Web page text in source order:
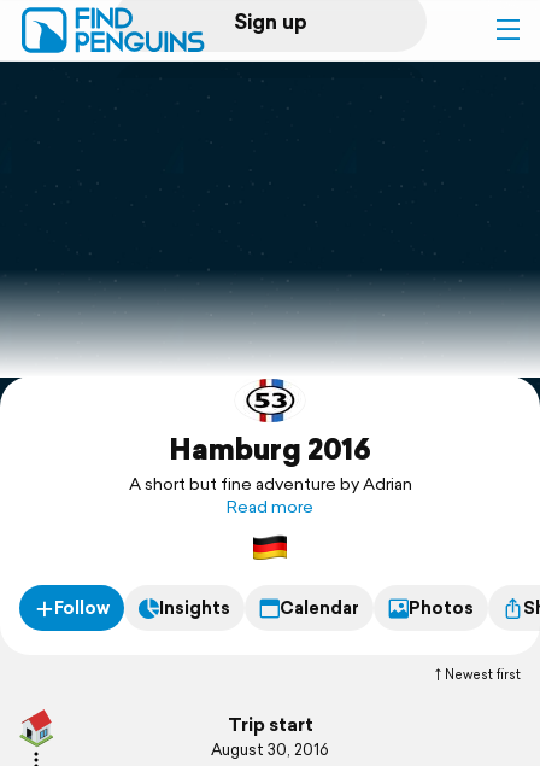
Sign up
Log in
Print a book
Flyover video
Explore
Hamburg 2016
A short but fine adventure by Adrian
Read more
Follow Insights Calendar Photos
Newest first
Trip start
August 30, 2016